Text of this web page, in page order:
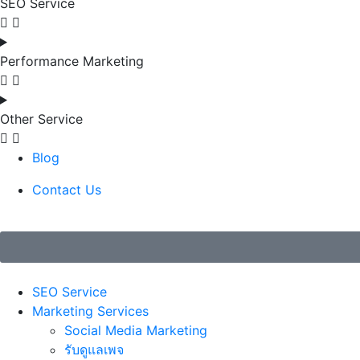
SEO Service
Performance Marketing
Other Service
Blog
Contact Us
SEO Service
Marketing Services
Social Media Marketing
รับดูแลเพจ